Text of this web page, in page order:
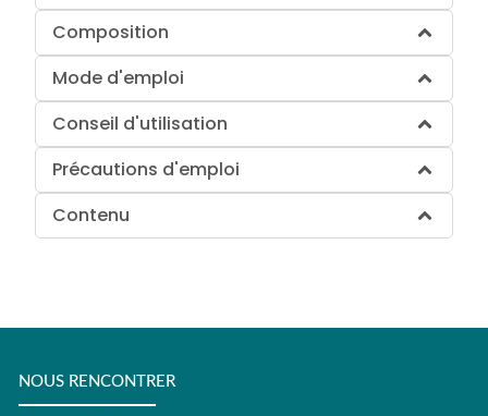
Composition
Mode d'emploi
Conseil d'utilisation
Précautions d'emploi
Contenu
NOUS RENCONTRER